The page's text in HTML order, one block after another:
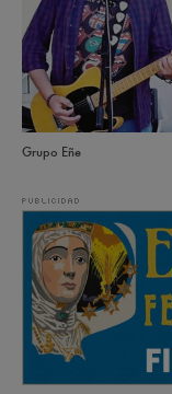
Grupo Eñe